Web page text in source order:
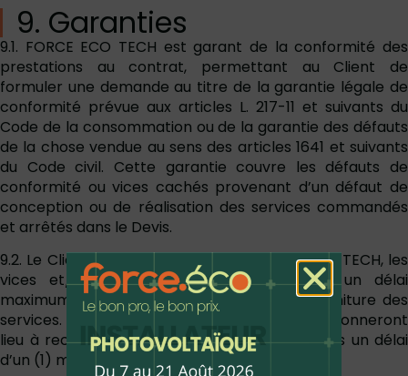
9. Garanties
9.1. FORCE ECO TECH est garant de la conformité des
prestations au contrat, permettant au Client de
formuler une demande au titre de la garantie légale de
conformité prévue aux articles L. 217-11 et suivants du
Code de la consommation ou de la garantie des défauts
de la chose vendue au sens des articles 1641 et suivants
du Code civil. Cette garantie couvre les défauts de
conformité ou vices cachés provenant d’un défaut de
conception ou de réalisation des services commandés
et arrêtés dans le Devis.
9.2. Le Client doit faire connaître à FORCE ECO TECH, les
vices et/ou défauts de conformité dans un délai
maximum d’un (1) mois à compter de la fourniture des
services. Les défauts et/ou vices constatés donneront
lieu à rectification ou de remboursement dans un délai
d’un (1) mois maximum.